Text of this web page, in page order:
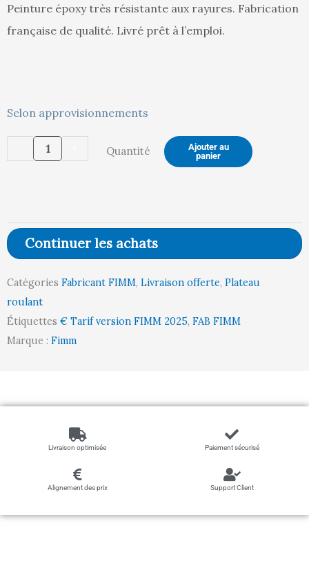
est :
Peinture époxy très résistante aux rayures. Fabrication
française de qualité. Livré prêt à l’emploi.
Selon approvisionnements
quantité
2000
x
mm,
1200
Quantité
Ajouter au
panier
Continuer les achats
Catégories Fabricant FIMM, Livraison offerte, Plateau
roulant
Étiquettes € Tarif version FIMM 2025, FAB FIMM
Marque : Fimm
Livraison optimisée Paiement sécurisé
Alignement des prix Support Client